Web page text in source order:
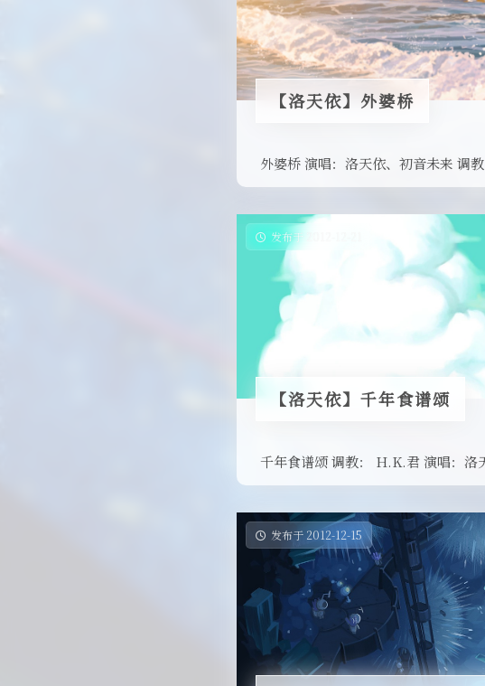
【洛天依】外婆桥
外婆桥 演唱：洛天依、初音未来 调
发布于 2012-12-21
【洛天依】千年食谱颂
千年食谱颂 调教： H.K.君 演唱：
发布于 2012-12-15